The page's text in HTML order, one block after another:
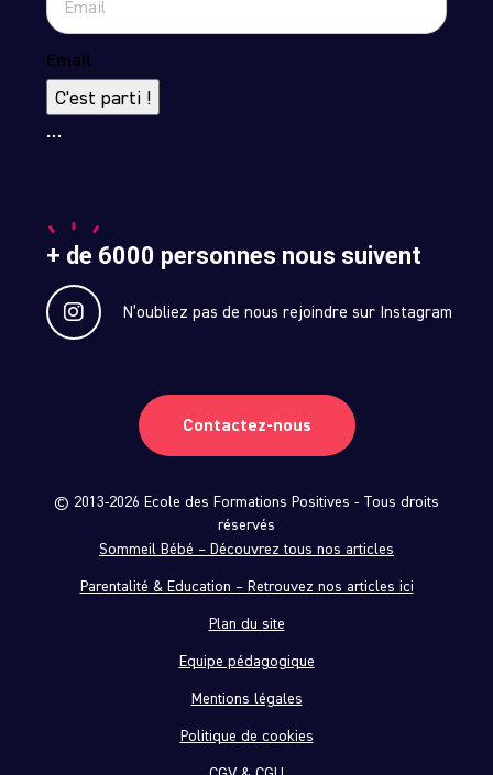
Email
C'est parti !
…
+ de 6000 personnes nous suivent
N’oubliez pas de nous rejoindre sur Instagram
Contactez-nous
© 2013-2026 Ecole des Formations Positives - Tous droits
réservés
Sommeil Bébé – Découvrez tous nos articles
Parentalité & Education – Retrouvez nos articles ici
Plan du site
Equipe pédagogique
Mentions légales
Politique de cookies